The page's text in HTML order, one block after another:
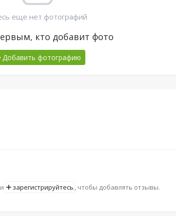
еще нет фотографий
кто добавит фото
Добавить фотографию
зарегистрируйтесь , чтобы добавлять отзывы.